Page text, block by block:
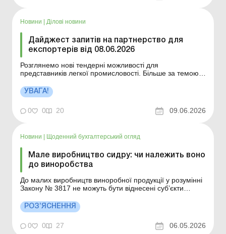
Новини | Ділові новини
Дайджест запитів на партнерство для
експортерів від 08.06.2026
Розглянемо нові тендерні можливості для
представників легкої промисловості. Більше за темою:
Бюджетні гранти: як застосовувати різниці з податку на
прибуток Дайджест містить цікаві тендерні можливості у
країнах ЄС у межах Угоди про публічні заку...
УВАГА!
0 0 20 09.06.2026
Новини Щоденний бухгалтерський огляд
Мале виробництво сидру: чи належить воно
до виноробства
До малих виробництв виноробної продукції у розумінні
Закону № 3817 не можуть бути віднесені суб’єкти
виробництва сидру. Деталі див. нижче. Більше за
темою: ФОП на загальній системі придбав саджанці
винограду: як відобразити витрати? Чи відносяться в...
РОЗ’ЯСНЕННЯ
0 0 27 06.05.2026